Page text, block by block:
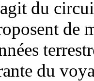
du
de
du